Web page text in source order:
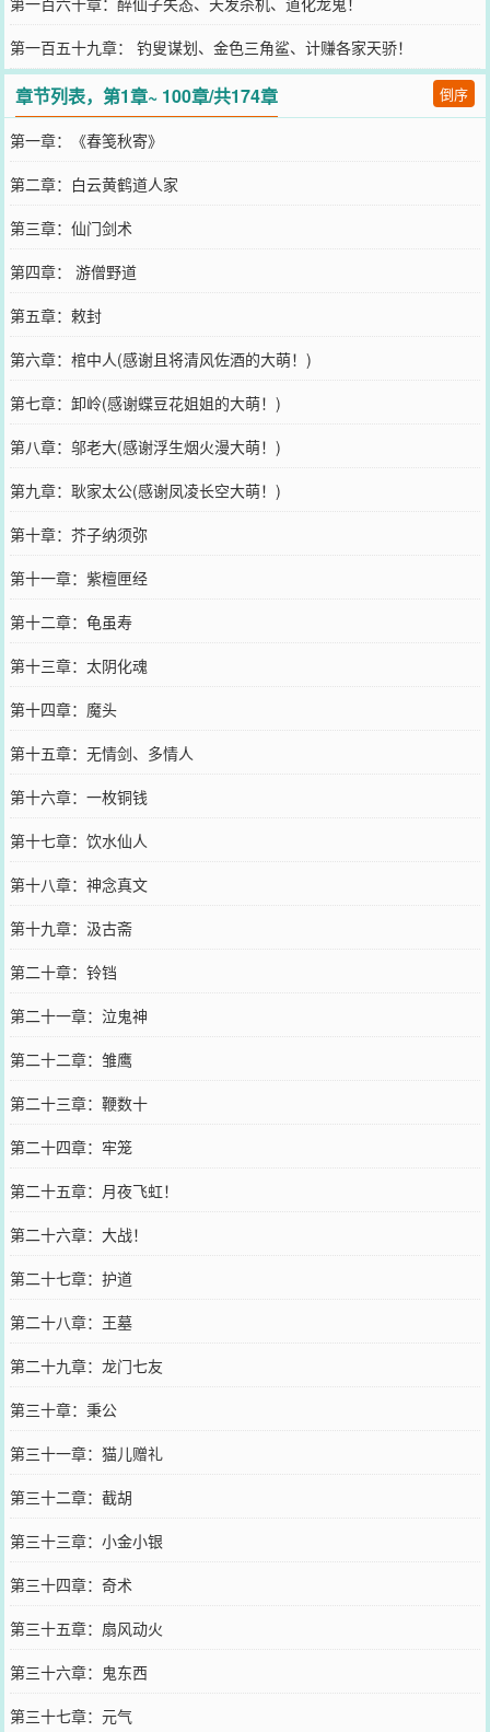
第一百五十九章： 钓叟谋划、金色三角鲨、计赚各家天骄！
章节列表，第1章~ 100章/共174章 倒序
第一章：《春笺秋寄》
第二章：白云黄鹤道人家
第三章：仙门剑术
第四章： 游僧野道
第五章：敕封
第六章：棺中人(感谢且将清风佐酒的大萌！)
第七章：卸岭(感谢蝶豆花姐姐的大萌！)
第八章：邬老大(感谢浮生烟火漫大萌！)
第九章：耿家太公(感谢凤凌长空大萌！)
第十章：芥子纳须弥
第十一章：紫檀匣经
第十二章：龟虽寿
第十三章：太阴化魂
第十四章：魔头
第十五章：无情剑、多情人
第十六章：一枚铜钱
第十七章：饮水仙人
第十八章：神念真文
第十九章：汲古斋
第二十章：铃铛
第二十一章：泣鬼神
第二十二章：雏鹰
第二十三章：鞭数十
第二十四章：牢笼
第二十五章：月夜飞虹！
第二十六章：大战！
第二十七章：护道
第二十八章：王墓
第二十九章：龙门七友
第三十章：秉公
第三十一章：猫儿赠礼
第三十二章：截胡
第三十三章：小金小银
第三十四章：奇术
第三十五章：扇风动火
第三十六章：鬼东西
第三十七章：元气